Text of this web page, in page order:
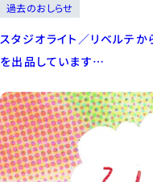
過去のおしらせ
スタジオライト／リベルテか
を出品しています…